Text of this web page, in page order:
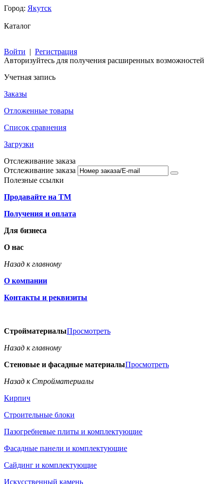
Город: Якутск
Каталог
Войти | Регистрация
Авторизуйтесь для получения расширенных возможностей
Учетная запись
Заказы
Отложенные товары
Список сравнения
Загрузки
Отслеживание заказа
Отслеживание заказа
Полезные ссылки
Продавайте на ТМ
Получения и оплата
Для бизнеса
О нас
Назад к главному
О компании
Контакты и реквизиты
СтройматериалыПросмотреть
Назад к главному
Стеновые и фасадные материалыПросмотреть
Назад к Стройматериалы
Кирпич
Строительные блоки
Пазогребневые плиты и комплектующие
Фасадные панели и комплектующие
Сайдинг и комплектующие
Искусственный камень